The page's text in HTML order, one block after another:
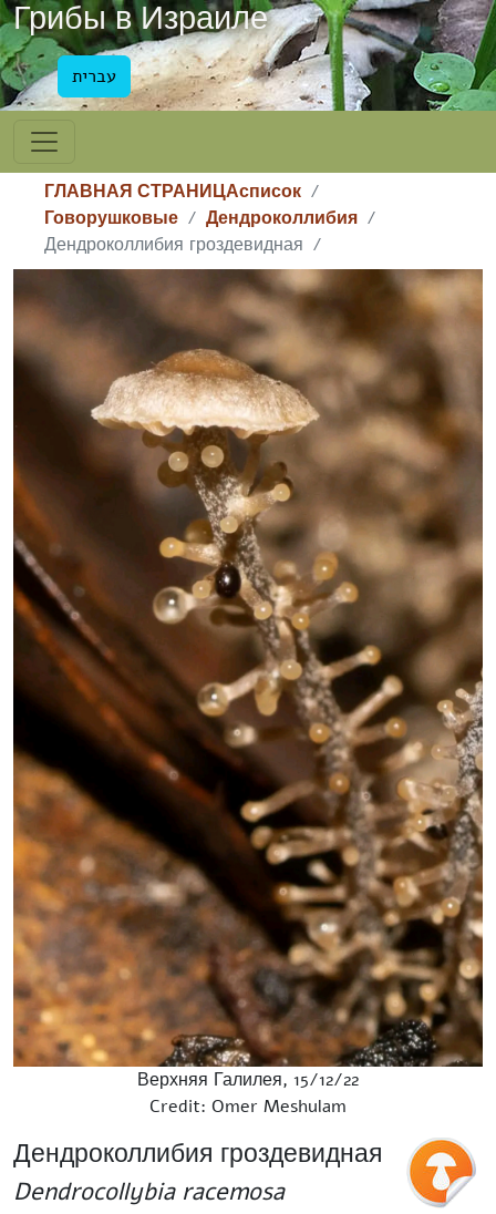
Грибы в Израиле
עברית
ГЛАВНАЯ СТРАНИЦАсписок
Говорушковые
Дендроколлибия
Дендроколлибия гроздевидная
Верхняя Галилея, 15/12/22
Credit: Omer Meshulam
Дендроколлибия гроздевидная
Dendrocollybia racemosa